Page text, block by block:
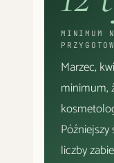
MINIMUM
Marzec,
minimum,
liczby